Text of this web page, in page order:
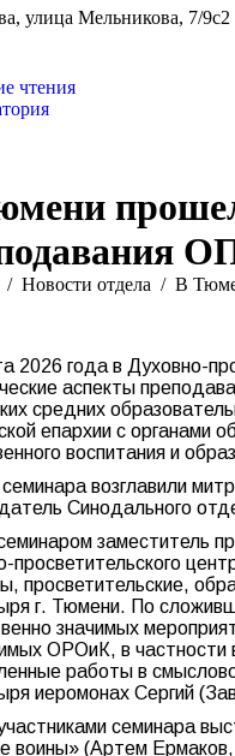
улица Мельникова, 7/9с2
чтения
Новости отдела В
2026 года в Духовно-
аспекты
средних
епархии с органами
воспитания и
возглавили
Синодального
заместитель
просветительского
просветительские,
г. Тюмени. По
значимых
ОРОиК, в частности
работы в
иеромонах Сергий
семинара
воины» (Артем